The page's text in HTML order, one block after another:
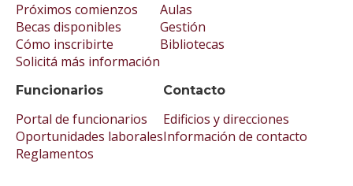
Próximos comienzos
Becas disponibles
Cómo inscribirte
Solicitá más información
Aulas
Gestión
Bibliotecas
Funcionarios
Portal de funcionarios
Oportunidades laborales
Reglamentos
Contacto
Edificios y direcciones
Información de contacto